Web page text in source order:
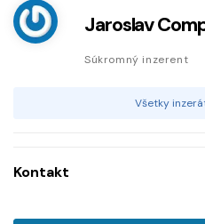
Jaroslav
Súkromný inzerent
Všetky
Kontakt